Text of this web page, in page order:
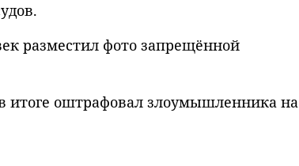
разместил фото запрещённой
в итоге оштрафовал злоумышленника на